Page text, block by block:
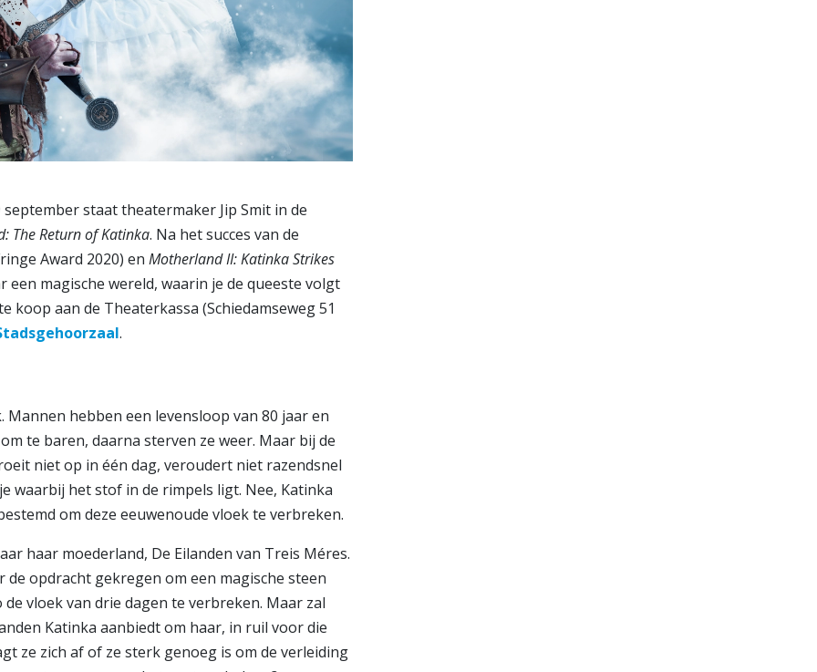
september staat theatermaker Jip Smit in de
The Return of Katinka. Na het succes van de
Award 2020) en Motherland II: Katinka Strikes
een magische wereld, waarin je de queeste volgt
koop aan de Theaterkassa (Schiedamseweg 51
.
Mannen hebben een levensloop van 80 jaar en
te baren, daarna sterven ze weer. Maar bij de
niet op in één dag, veroudert niet razendsnel
waarbij het stof in de rimpels ligt. Nee, Katinka
om deze eeuwenoude vloek te verbreken.
haar moederland, De Eilanden van Treis Méres.
opdracht gekregen om een magische steen
vloek van drie dagen te verbreken. Maar zal
Katinka aanbiedt om haar, in ruil voor die
ze zich af of ze sterk genoeg is om de verleiding